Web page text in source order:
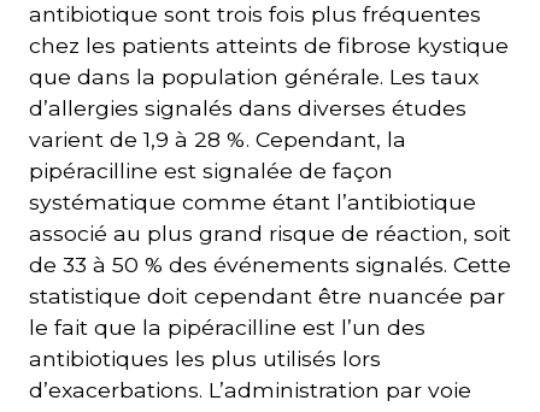
antibiotique sont trois fois plus fréquentes
chez les patients atteints de fibrose kystique
que dans la population générale. Les taux
d’allergies signalés dans diverses études
varient de 1,9 à 28 %. Cependant, la
pipéracilline est signalée de façon
systématique comme étant l’antibiotique
associé au plus grand risque de réaction, soit
de 33 à 50 % des événements signalés. Cette
statistique doit cependant être nuancée par
le fait que la pipéracilline est l’un des
antibiotiques les plus utilisés lors
d’exacerbations. L’administration par voie